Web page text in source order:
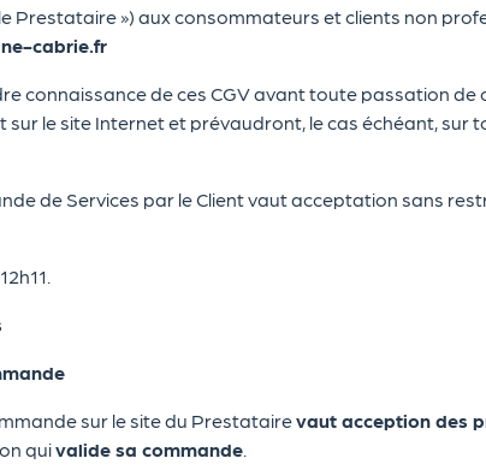
Prestataire ») aux consommateurs et clients non
cabrie.fr
connaissance de ces CGV avant toute passation
sur le site Internet et prévaudront, le cas échéant,
de Services par le Client vaut acceptation sans
sur le site du Prestatairevaut acception des
quivalide sa commande.